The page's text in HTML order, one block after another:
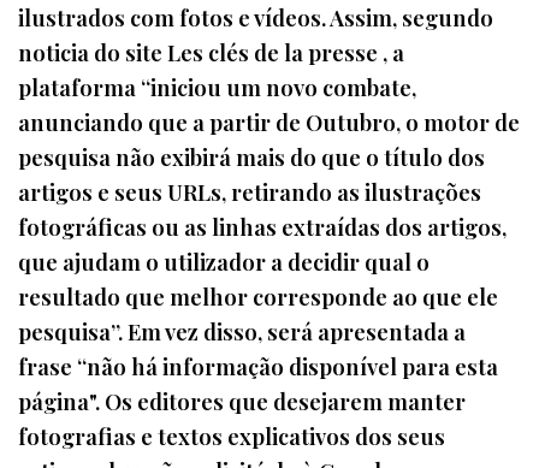
ilustrados com fotos e vídeos. Assim, segundo
noticia do site Les clés de la presse , a
plataforma “iniciou um novo combate,
anunciando que a partir de Outubro, o motor de
pesquisa não exibirá mais do que o título dos
artigos e seus URLs, retirando as ilustrações
fotográficas ou as linhas extraídas dos artigos,
que ajudam o utilizador a decidir qual o
resultado que melhor corresponde ao que ele
pesquisa”. Em vez disso, será apresentada a
frase “não há informação disponível para esta
página". Os editores que desejarem manter
fotografias e textos explicativos dos seus